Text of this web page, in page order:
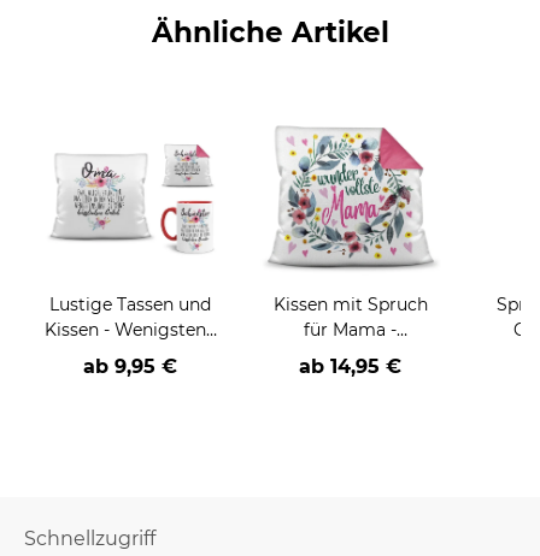
Ähnliche Artikel
Lustige Tassen und
Kissen - Wenigstens
hast du keine
hässlichen
ab 9,95 €
Kissen mit Spruch
für Mama -
Wundervollste Mama
ab 14,95 €
Schnellzugriff